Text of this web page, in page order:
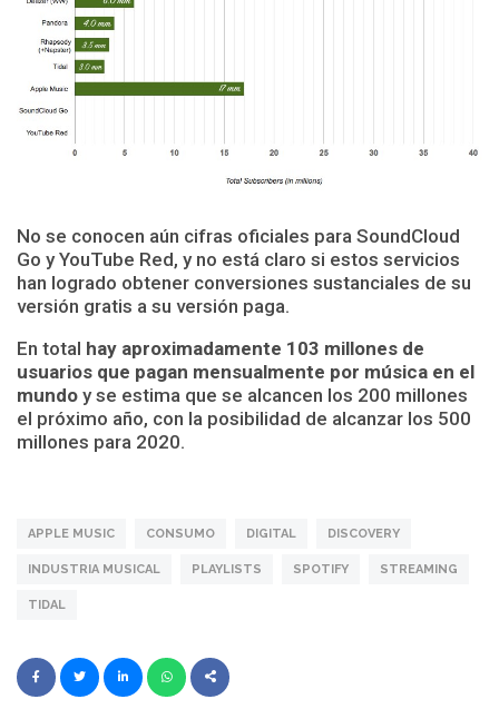
No se conocen aún cifras oficiales para SoundCloud
Go y YouTube Red, y no está claro si estos servicios
han logrado obtener conversiones sustanciales de su
versión gratis a su versión paga.
En total hay aproximadamente 103 millones de
usuarios que pagan mensualmente por música en el
mundo y se estima que se alcancen los 200 millones
el próximo año, con la posibilidad de alcanzar los 500
millones para 2020.
APPLE MUSIC CONSUMO DIGITAL DISCOVERY
INDUSTRIA MUSICAL PLAYLISTS SPOTIFY STREAMING
TIDAL